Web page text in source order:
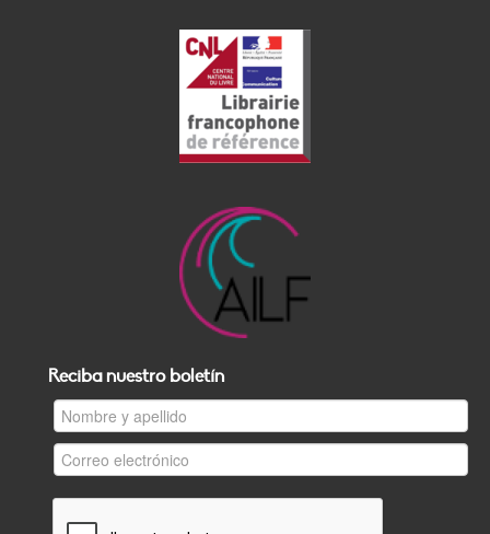
Reciba nuestro boletín